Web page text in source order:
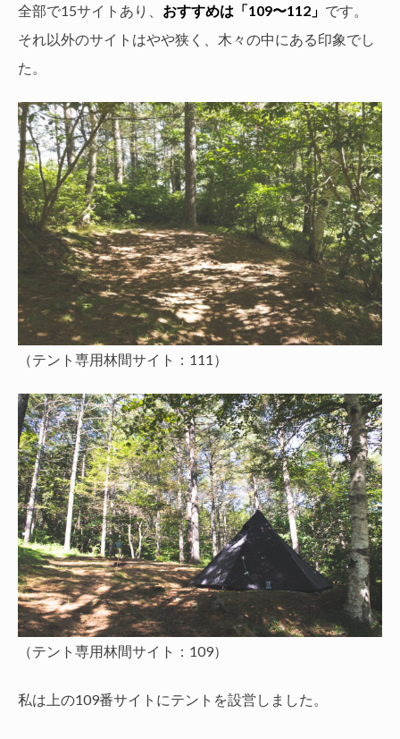
全部で15サイトあり、 おすすめは「109〜112」 です。
それ以外のサイトはやや狭く、木々の中にある印象でし
た。
（テント専用林間サイト：111）
（テント専用林間サイト：109）
私は上の109番サイトにテントを設営しました。